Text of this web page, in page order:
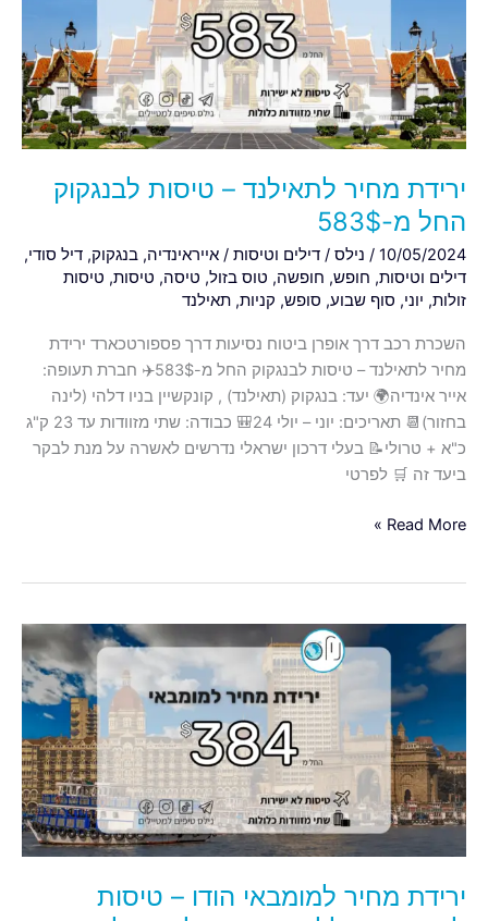
ירידת מחיר לתאילנד – טיסות לבנגקוק
החל מ-583$
10/05/2024
/נילס/דילים וטיסות/אייראינדיה,בנגקוק,דיל סודי,
דילים וטיסות,חופש,חופשה,טוס בזול,טיסה,טיסות,טיסות
זולות,יוני,סוף שבוע,סופש,קניות,תאילנד
השכרת רכב דרך אופרן ביטוח נסיעות דרך פספורטכארד ירידת
מחיר לתאילנד – טיסות לבנגקוק החל מ-583$✈️ חברת תעופה:
אייר אינדיה🌍 יעד: בנגקוק (תאילנד) , קונקשיין בניו דלהי (לינה
בחזור)📆 תאריכים: יוני – יולי 24🎒 כבודה: שתי מזוודות עד 23 ק"ג
כ"א + טרולי📝 בעלי דרכון ישראלי נדרשים לאשרה על מנת לבקר
ביעד זה 🛒 לפרטי
לבנגקוק
החל
מ-583$
Read More »
ירידת מחיר למומבאי הודו – טיסות
ירידת
מחיר
למומבאי
טיסות
למומבאי
כולל
החל